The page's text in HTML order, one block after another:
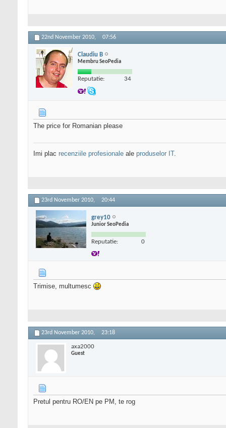
22nd November 2010, 07:56
Claudiu B
Membru SeoPedia
Reputatie: 34
The price for Romanian please
Imi plac recenziile profesionale ale produselor IT.
23rd November 2010, 20:44
grey10
Junior SeoPedia
Reputatie: 0
Trimise, multumesc
23rd November 2010, 23:18
axa2000
Guest
Pretul pentru RO/EN pe PM, te rog